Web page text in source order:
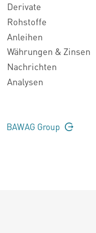
Derivate
Rohstoffe
Anleihen
Währungen & Zinsen
Nachrichten
Analysen
BAWAG Group